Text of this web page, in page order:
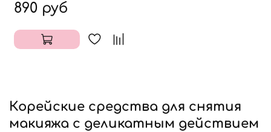
890 руб
Корейские средства для снятия
макияжа с деликатным действием